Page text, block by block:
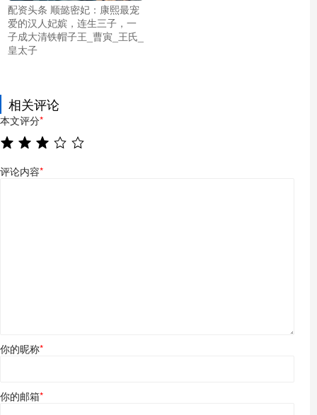
配资头条 顺懿密妃：康熙最宠
爱的汉人妃嫔，连生三子，一
子成大清铁帽子王_曹寅_王氏_
皇太子
相关评论
本文评分*
评论内容*
你的昵称*
你的邮箱*